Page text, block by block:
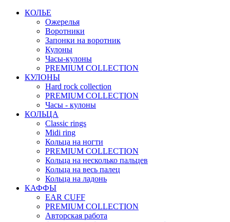
КОЛЬЕ
Ожерелья
Воротники
Запонки на воротник
Кулоны
Часы-кулоны
PREMIUM COLLECTION
КУЛОНЫ
Hard rock collection
PREMIUM COLLECTION
Часы - кулоны
КОЛЬЦА
Classic rings
Midi ring
Кольца на ногти
PREMIUM COLLECTION
Кольца на несколько пальцев
Кольца на весь палец
Кольца на ладонь
КАФФЫ
EAR CUFF
PREMIUM COLLECTION
Авторская работа